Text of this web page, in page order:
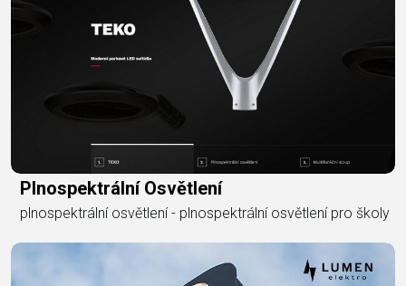
Plnospektrální Osvětlení
plnospektrální osvětlení - plnospektrální osvětlení pro školy